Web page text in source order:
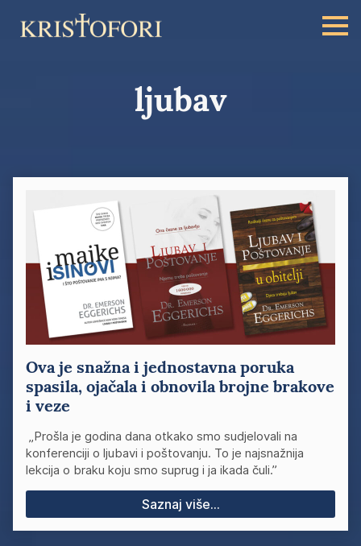
ljubav
Ova je snažna i jednostavna poruka
spasila, ojačala i obnovila brojne brakove
i veze
„Prošla je godina dana otkako smo sudjelovali na
konferenciji o ljubavi i poštovanju. To je najsnažnija
lekcija o braku koju smo suprug i ja ikada čuli.”
Saznaj više...